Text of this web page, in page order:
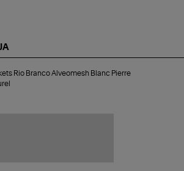
Rio Branco Alveomesh Blanc Pierre